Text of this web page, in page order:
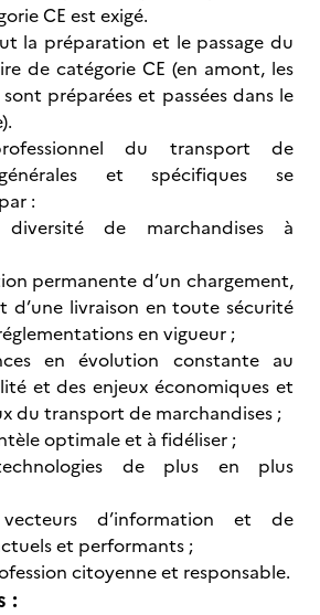
CE est exigé.
la préparation et le passage du
de catégorie CE (en amont, les
préparées et passées dans le
du transport de
et spécifiques se
:
de marchandises à
permanente d’un chargement,
d’une livraison en toute sécurité
en vigueur ;
en évolution constante au
et des enjeux économiques et
du transport de marchandises ;
optimale et à fidéliser ;
de plus en plus
d’information et de
et performants ;
citoyenne et responsable.
: